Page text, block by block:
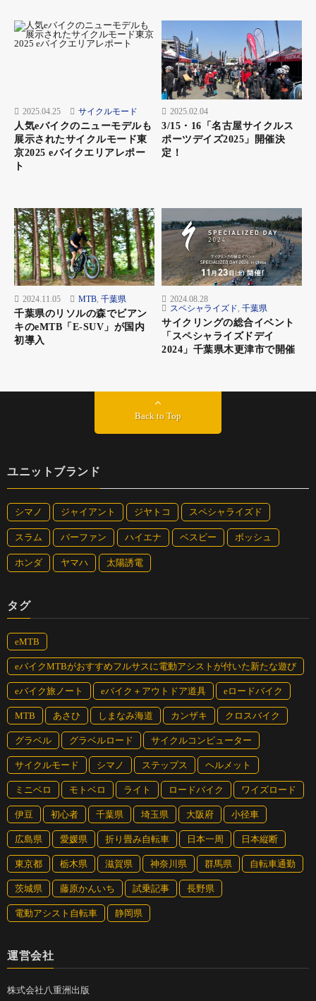
2025.04.25 サイクルモード
人気eバイクのニューモデルも
展示されたサイクルモード東
京2025 eバイクエリアレポー
ト
2025.02.04
3/15・16「名古屋サイクルス
ポーツデイズ2025」開催決
定！
2024.11.05 MTB, 千葉県
千葉県のリソルの森でビアン
キのeMTB「E-SUV」が国内
初導入
2024.08.28
スペシャライズド, 千葉県
サイクリングの総合イベント
「スペシャライズドデイ
2024」千葉県木更津市で開催
Back to Top
ユニットブランド
シマノ ジャイアント ジヤトコ スペシャライズド
スラム バーファン ハイエナ ベスビー ボッシュ
ホンダ ヤマハ 太陽誘電
タグ
eMTB
eバイクMTBがおすすめフルサスに電動アシストが付いた新たな遊び
eバイク旅ノート eバイク＋アウトドア道具 eロードバイク
MTB あさひ しまなみ海道 カンザキ クロスバイク
グラベル グラベルロード サイクルコンピューター
サイクルモード シマノ ステップス ヘルメット
ミニベロ モトベロ ライト ロードバイク ワイズロード
伊豆 初心者 千葉県 埼玉県 大阪府 小径車
広島県 愛媛県 折り畳み自転車 日本一周 日本縦断
東京都 栃木県 滋賀県 神奈川県 群馬県 自転車通勤
茨城県 藤原かんいち 試乗記事 長野県
電動アシスト自転車 静岡県
運営会社
株式会社八重洲出版